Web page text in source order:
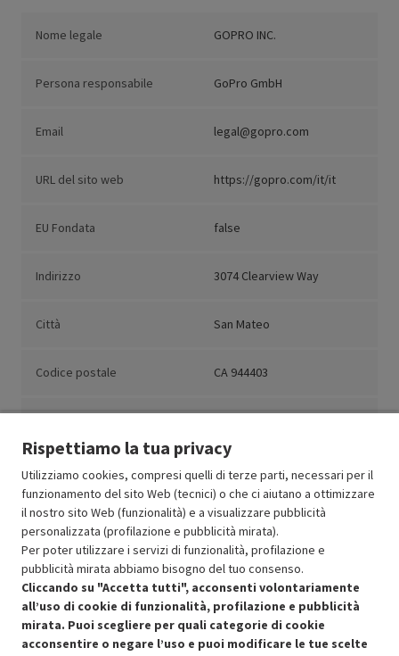
Nome legale GOPRO INC.
Persona responsabile GoPro GmbH
Email legal@gopro.com
URL del sito web https://gopro.com/it/it
EU Fondata false
Indirizzo 3074 Clearview Way
Città San Mateo
Codice postale CA 944403
Resi e garanzie
Stato prodotti
Rispettiamo la tua privacy
Utilizziamo cookies, compresi quelli di terze parti, necessari per il
funzionamento del sito Web (tecnici) o che ci aiutano a ottimizzare
il nostro sito Web (funzionalità) e a visualizzare pubblicità
personalizzata (profilazione e pubblicità mirata).
Per poter utilizzare i servizi di funzionalità, profilazione e
pubblicità mirata abbiamo bisogno del tuo consenso.
Cliccando su "Accetta tutti", acconsenti volontariamente
all’uso di cookie di funzionalità, profilazione e pubblicità
mirata. Puoi scegliere per quali categorie di cookie
acconsentire o negare l’uso e puoi modificare le tue scelte